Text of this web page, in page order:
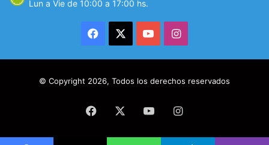
Lun a Vie de 10:00 a 17:00 hs.
Facebook YouTubeInstagram
© Copyright 2026, Todos los derechos reservados
Facebook YouTubeInstagram